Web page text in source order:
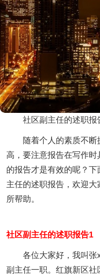
社区副主任的述职报
随着个人的素质不
高，要注意报告在写作
的报告才是有效的呢？
主任的述职报告，欢迎
所帮助。
社区副主任的述职报告1
各位大家好，我叫
副主任一职。红旗新区